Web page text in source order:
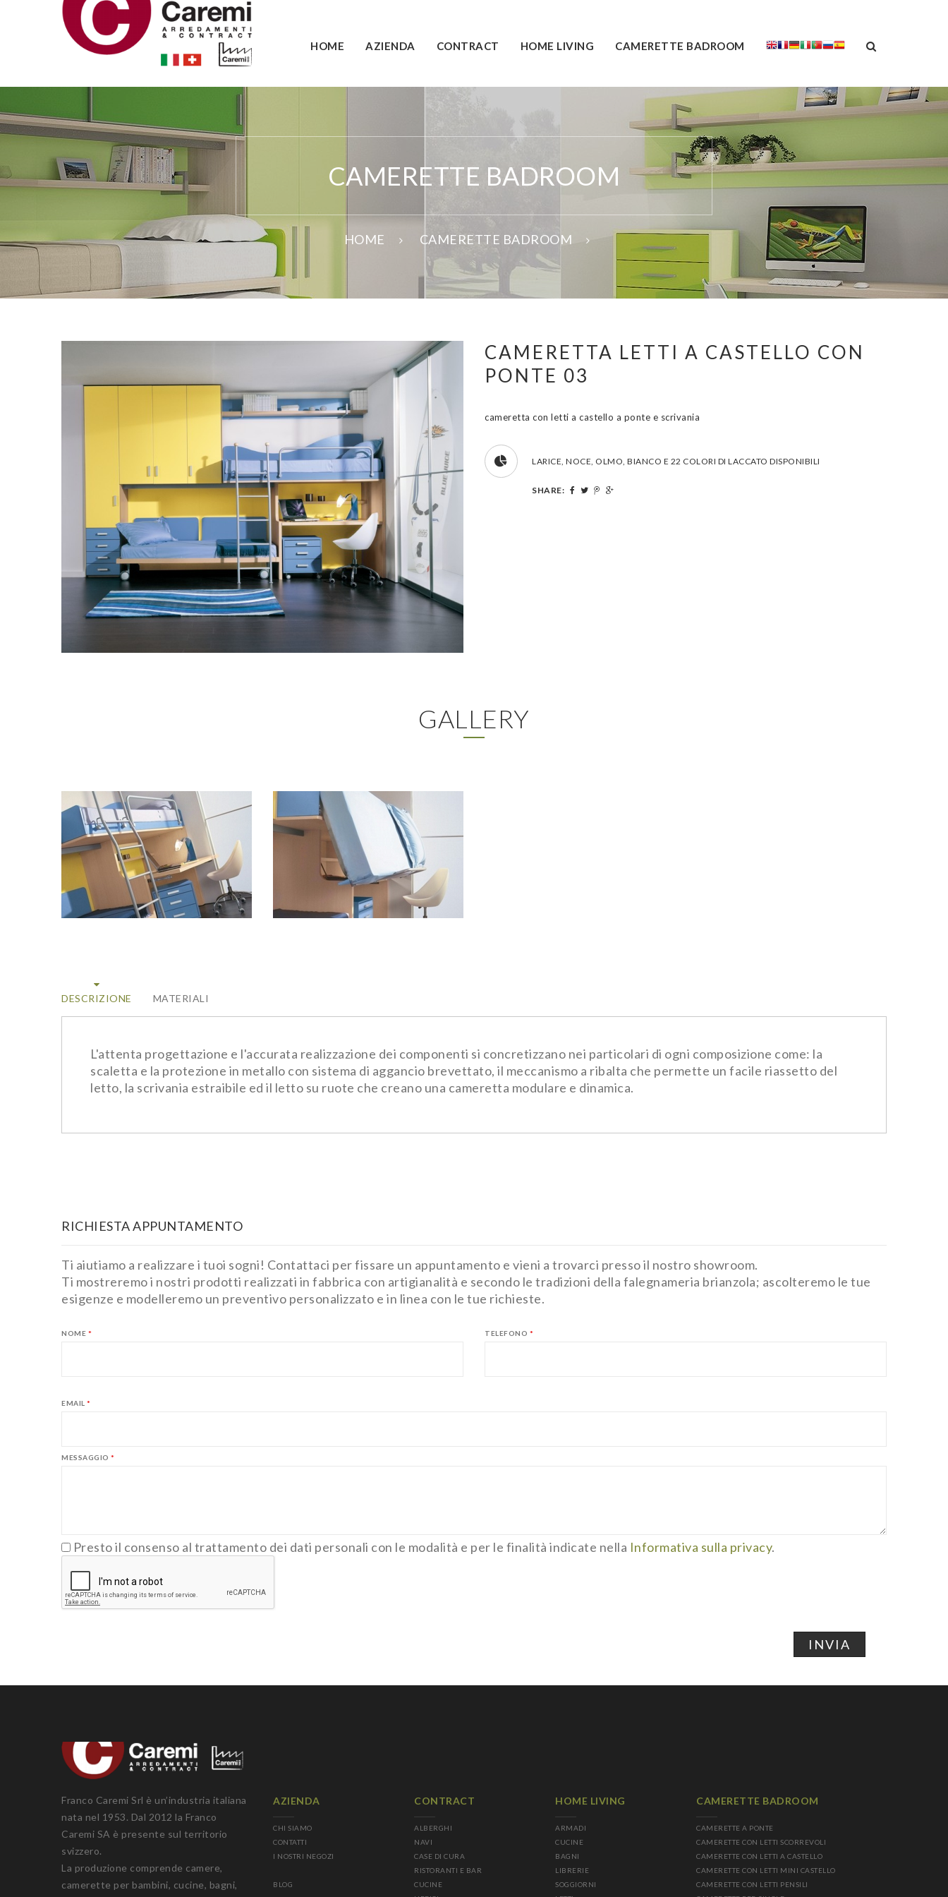
HOME AZIENDA CONTRACT HOME LIVING CAMERETTE BADROOM
CAMERETTE BADROOM
HOME CAMERETTE BADROOM
CAMERETTA LETTI A CASTELLO CON
PONTE 03
cameretta con letti a castello a ponte e scrivania
LARICE, NOCE, OLMO, BIANCO E 22 COLORI DI LACCATO DISPONIBILI
SHARE:
GALLERY
DESCRIZIONE MATERIALI
L'attenta progettazione e l'accurata realizzazione dei componenti si concretizzano nei particolari di ogni composizione come: la
scaletta e la protezione in metallo con sistema di aggancio brevettato, il meccanismo a ribalta che permette un facile riassetto del
letto, la scrivania estraibile ed il letto su ruote che creano una cameretta modulare e dinamica.
RICHIESTA APPUNTAMENTO
Ti aiutiamo a realizzare i tuoi sogni! Contattaci per fissare un appuntamento e vieni a trovarci presso il nostro showroom.
Ti mostreremo i nostri prodotti realizzati in fabbrica con artigianalità e secondo le tradizioni della falegnameria brianzola; ascolteremo le tue
esigenze e modelleremo un preventivo personalizzato e in linea con le tue richieste.
NOME * TELEFONO *
EMAIL *
MESSAGGIO *
Presto il consenso al trattamento dei dati personali con le modalità e per le finalità indicate nella Informativa sulla privacy.
INVIA
Franco Caremi Srl è un’industria italiana
nata nel 1953. Dal 2012 la Franco
Caremi SA è presente sul territorio
svizzero.
La produzione comprende camere,
camerette per bambini, cucine, bagni,
AZIENDA
CHI SIAMO
CONTATTI
I NOSTRI NEGOZI
BLOG
CONTRACT
ALBERGHI
NAVI
CASE DI CURA
RISTORANTI E BAR
CUCINE
HOME LIVING
ARMADI
CUCINE
BAGNI
LIBRERIE
SOGGIORNI
CAMERETTE BADROOM
CAMERETTE A PONTE
CAMERETTE CON LETTI SCORREVOLI
CAMERETTE CON LETTI A CASTELLO
CAMERETTE CON LETTI MINI CASTELLO
CAMERETTE CON LETTI PENSILI